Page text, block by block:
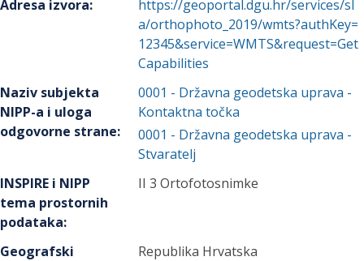
Adresa izvora:
https://geoportal.dgu.hr/services/sl
a/orthophoto_2019/wmts?authKey=
12345&service=WMTS&request=Get
Capabilities
Naziv subjekta
NIPP-a i uloga
odgovorne strane:
0001 - Državna geodetska uprava -
Kontaktna točka
0001 - Državna geodetska uprava -
Stvaratelj
INSPIRE i NIPP
tema prostornih
podataka:
II 3 Ortofotosnimke
Geografski
Republika Hrvatska